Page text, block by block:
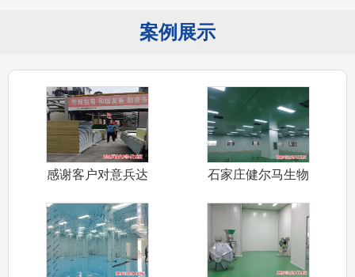
案例展示
感谢客户对意兵达
石家庄健尔马生物